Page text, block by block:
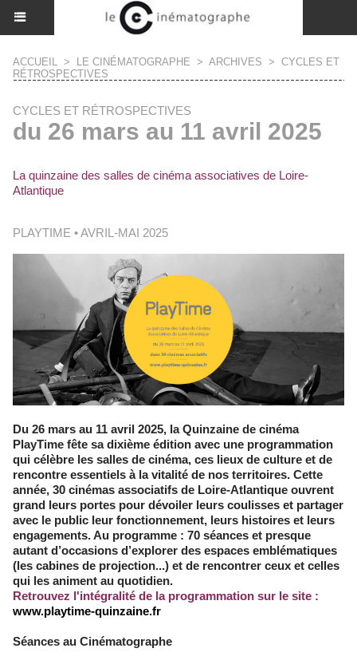
ACCUEIL > LE CINÉMATOGRAPHE > ARCHIVES > CYCLES ET
RÉTROSPECTIVES
CYCLES ET RÉTROSPECTIVES
du 26 mars au 11 avril 2025
La quinzaine des salles de cinéma associatives de Loire-
Atlantique
PLAYTIME • AVRIL-MAI 2025
Du 26 mars au 11 avril 2025, la Quinzaine de cinéma
PlayTime fête sa dixième édition avec une programmation
qui célèbre les salles de cinéma, ces lieux de culture et de
rencontre essentiels à la vitalité de nos territoires. Cette
année, 30 cinémas associatifs de Loire-Atlantique ouvrent
grand leurs portes pour dévoiler leurs coulisses et partager
avec le public leur fonctionnement, leurs histoires et leurs
engagements. Au programme : 70 séances et presque
autant d’occasions d’explorer des espaces emblématiques
(les cabines de projection...) et de rencontrer ceux et celles
qui les animent au quotidien.
Retrouvez l'intégralité de la programmation sur le site :
www.playtime-quinzaine.fr
Séances au Cinématographe